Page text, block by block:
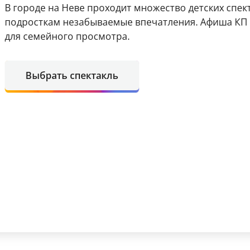
В городе на Неве проходит множество детских
подросткам незабываемые впечатления. Афиша
для семейного просмотра.
Выбрать спектакль